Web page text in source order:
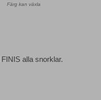
Färg kan växla
alla snorklar.